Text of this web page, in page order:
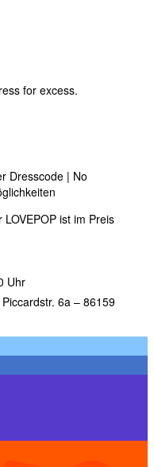
for excess.
Dresscode | No
ist im Preis
Uhr
6a – 86159